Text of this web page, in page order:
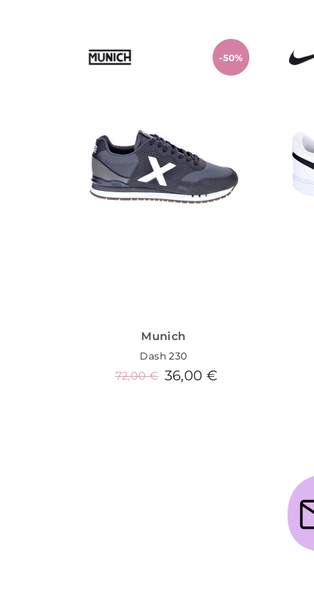
-50%
Munich
Dash 230
36,00 €
72,00 €